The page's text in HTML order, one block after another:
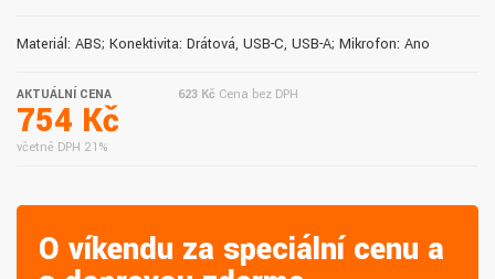
Materiál: ABS; Konektivita: Drátová, USB-C, USB-A; Mikrofon: Ano
AKTUÁLNÍ CENA
754 Kč
včetně DPH 21%
623 Kč Cena bez DPH
O víkendu za speciální cenu a